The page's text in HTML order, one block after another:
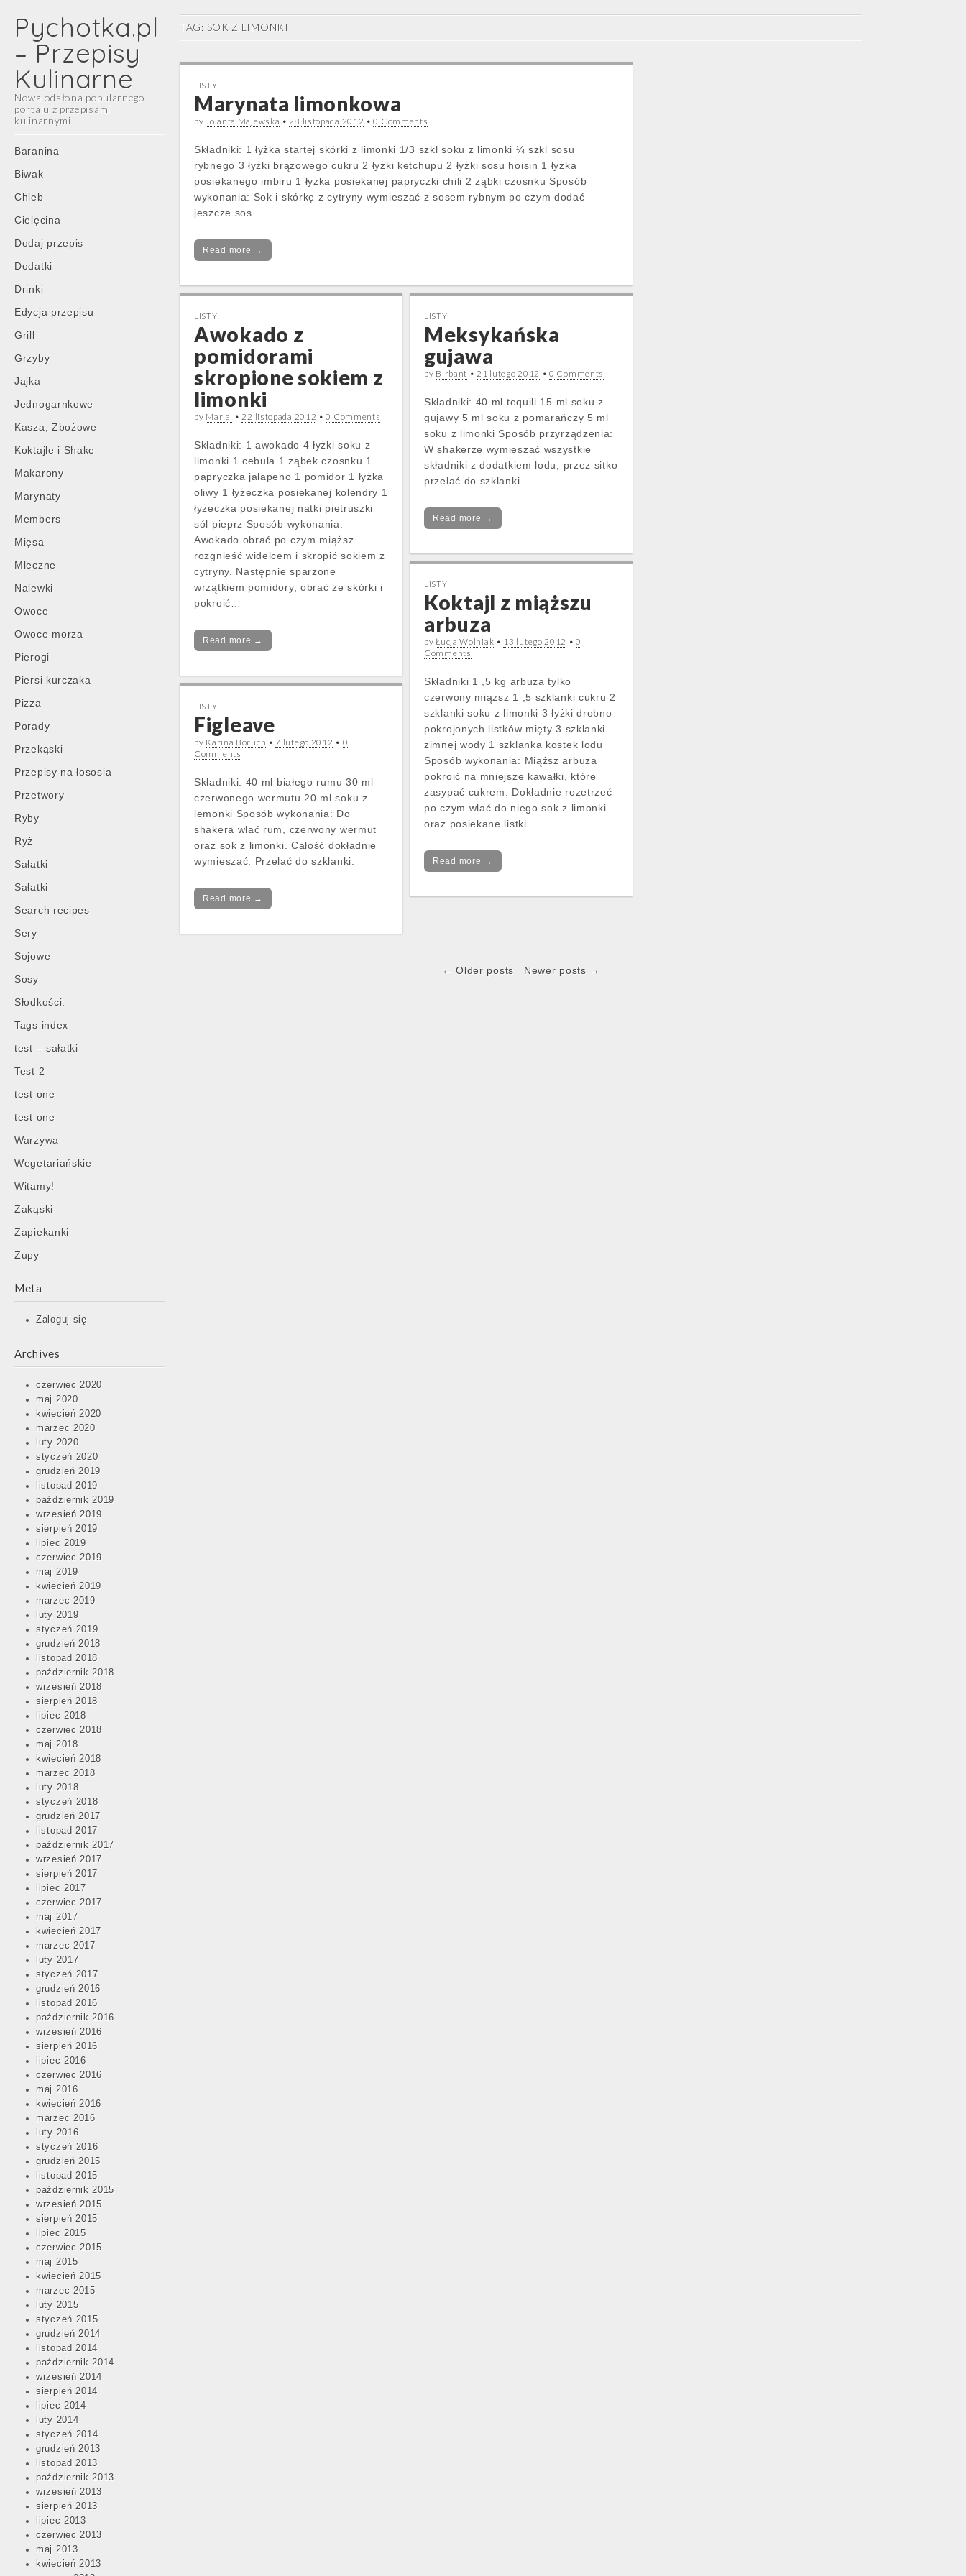
Pychotka.pl
– Przepisy
Kulinarne
Nowa odsłona popularnego
portalu z przepisami
kulinarnymi
Main
menu
Skip
content
Baranina
Biwak
Chleb
Cielęcina
Dodaj przepis
Dodatki
Drinki
Edycja przepisu
Grill
Grzyby
Jajka
Jednogarnkowe
Kasza, Zbożowe
Koktajle i Shake
Makarony
Marynaty
Members
Mięsa
Mleczne
Nalewki
Owoce
Owoce morza
Pierogi
Piersi kurczaka
Pizza
Porady
Przekąski
Przepisy na łososia
Przetwory
Ryby
Ryż
Sałatki
Sałatki
Search recipes
Sery
Sojowe
Sosy
Słodkości:
Tags index
test – sałatki
Test 2
test one
test one
Warzywa
Wegetariańskie
Witamy!
Zakąski
Zapiekanki
Zupy
Meta
Zaloguj się
Archives
czerwiec 2020
maj 2020
kwiecień 2020
marzec 2020
luty 2020
styczeń 2020
grudzień 2019
listopad 2019
październik 2019
wrzesień 2019
sierpień 2019
lipiec 2019
czerwiec 2019
maj 2019
kwiecień 2019
marzec 2019
luty 2019
styczeń 2019
grudzień 2018
listopad 2018
październik 2018
wrzesień 2018
sierpień 2018
lipiec 2018
czerwiec 2018
maj 2018
kwiecień 2018
marzec 2018
luty 2018
styczeń 2018
grudzień 2017
listopad 2017
październik 2017
wrzesień 2017
sierpień 2017
lipiec 2017
czerwiec 2017
maj 2017
kwiecień 2017
marzec 2017
luty 2017
styczeń 2017
grudzień 2016
listopad 2016
październik 2016
wrzesień 2016
sierpień 2016
lipiec 2016
czerwiec 2016
maj 2016
kwiecień 2016
marzec 2016
luty 2016
styczeń 2016
grudzień 2015
listopad 2015
październik 2015
wrzesień 2015
sierpień 2015
lipiec 2015
czerwiec 2015
maj 2015
kwiecień 2015
marzec 2015
luty 2015
styczeń 2015
grudzień 2014
listopad 2014
październik 2014
wrzesień 2014
sierpień 2014
lipiec 2014
luty 2014
styczeń 2014
grudzień 2013
listopad 2013
październik 2013
wrzesień 2013
sierpień 2013
lipiec 2013
czerwiec 2013
maj 2013
kwiecień 2013
TAG: SOK Z LIMONKI
LISTY
Marynata limonkowa
byJolanta Majewska •28 listopada 2012 •0 Comments
Składniki: 1 łyżka startej skórki z limonki 1/3 szkl soku z limonki ¼ szkl sosu
rybnego 3 łyżki brązowego cukru 2 łyżki ketchupu 2 łyżki sosu hoisin 1 łyżka
posiekanego imbiru 1 łyżka posiekanej papryczki chili 2 ząbki czosnku Sposób
wykonania: Sok i skórkę z cytryny wymieszać z sosem rybnym po czym dodać
jeszcze sos…
Read more →
LISTY
Awokado z
pomidorami
skropione sokiem z
limonki
by Maria •22 listopada 2012 •0 Comments
Składniki: 1 awokado 4 łyżki soku z
limonki 1 cebula 1 ząbek czosnku 1
papryczka jalapeno 1 pomidor 1 łyżka
oliwy 1 łyżeczka posiekanej kolendry 1
łyżeczka posiekanej natki pietruszki
sól pieprz Sposób wykonania:
Awokado obrać po czym miąższ
rozgnieść widelcem i skropić sokiem z
cytryny. Następnie sparzone
wrzątkiem pomidory, obrać ze skórki i
pokroić…
Read more →
LISTY
Meksykańska
gujawa
by Birbant •21 lutego 2012 •0 Comments
Składniki: 40 ml tequili 15 ml soku z
gujawy 5 ml soku z pomarańczy 5 ml
soku z limonki Sposób przyrządzenia:
W shakerze wymieszać wszystkie
składniki z dodatkiem lodu, przez sitko
przelać do szklanki.
Read more →
LISTY
Koktajl z miąższu
arbuza
byŁucja Wolniak • 13 lutego 2012 •0
Comments
Składniki 1 ,5 kg arbuza tylko
czerwony miąższ 1 ,5 szklanki cukru 2
szklanki soku z limonki 3 łyżki drobno
pokrojonych listków mięty 3 szklanki
zimnej wody 1 szklanka kostek lodu
Sposób wykonania: Miąższ arbuza
pokroić na mniejsze kawałki, które
zasypać cukrem. Dokładnie rozetrzeć
po czym wlać do niego sok z limonki
oraz posiekane listki…
Read more →
LISTY
Figleave
by Karina Boruch •7 lutego 2012 • 0
Comments
Składniki: 40 ml białego rumu 30 ml
czerwonego wermutu 20 ml soku z
lemonki Sposób wykonania: Do
shakera wlać rum, czerwony wermut
oraz sok z limonki. Całość dokładnie
wymieszać. Przelać do szklanki.
Read more →
← Older posts Newer posts →